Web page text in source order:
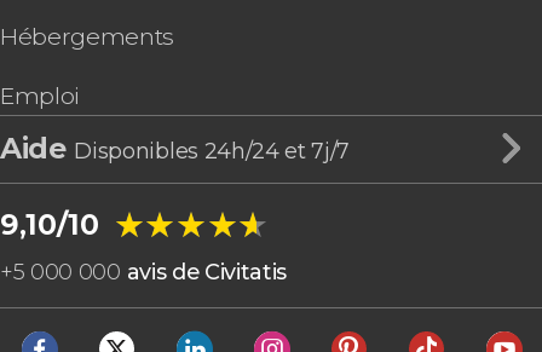
Hébergements
Emploi
Aide Disponibles 24h/24 et 7j/7
9,10/10 ★★★★★
★★★★★
+5 000 000 avis de Civitatis